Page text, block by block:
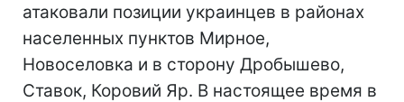
атаковали позиции украинцев в районах
населенных пунктов Мирное,
Новоселовка и в сторону Дробышево,
Ставок, Коровий Яр. В настоящее время в